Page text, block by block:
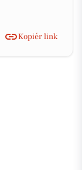
Kopiér link